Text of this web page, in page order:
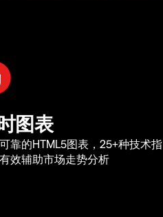
图表
靠的HTML5图表，25+种技术指
效辅助市场走势分析